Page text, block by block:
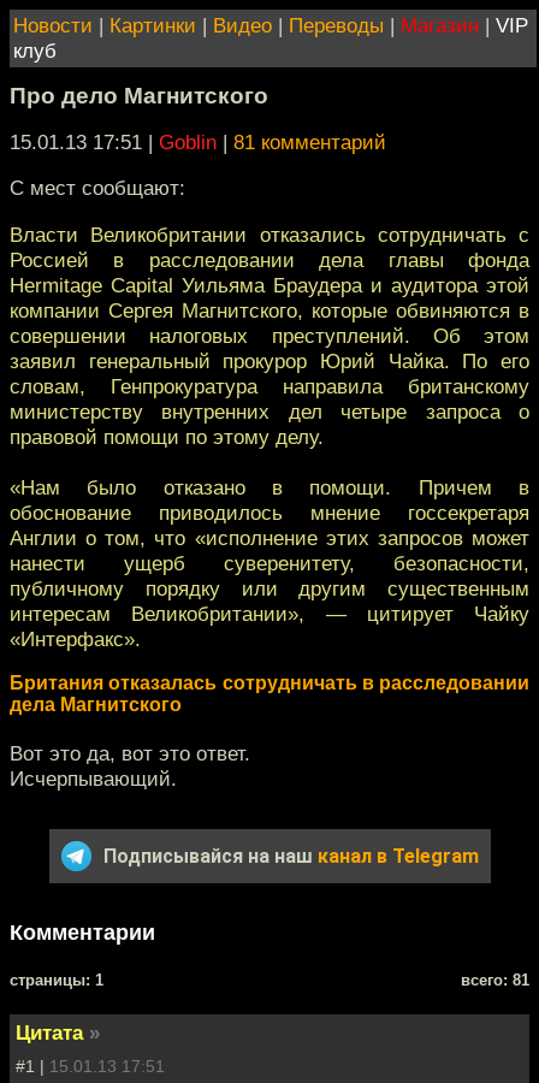
Новости | Картинки | Видео | Переводы | Магазин | VIP
клуб
Про дело Магнитского
15.01.13 17:51 | Goblin | 81 комментарий
С мест сообщают:
Власти Великобритании отказались сотрудничать с
Россией в расследовании дела главы фонда
Hermitage Capital Уильяма Браудера и аудитора этой
компании Сергея Магнитского, которые обвиняются в
совершении налоговых преступлений. Об этом
заявил генеральный прокурор Юрий Чайка. По его
словам, Генпрокуратура направила британскому
министерству внутренних дел четыре запроса о
правовой помощи по этому делу.
«Нам было отказано в помощи. Причем в
обоснование приводилось мнение госсекретаря
Англии о том, что «исполнение этих запросов может
нанести ущерб суверенитету, безопасности,
публичному порядку или другим существенным
интересам Великобритании», — цитирует Чайку
«Интерфакс».
Британия отказалась сотрудничать в расследовании
дела Магнитского
Вот это да, вот это ответ.
Исчерпывающий.
Подписывайся на наш канал в Telegram
Комментарии
cтраницы: 1 всего: 81
Цитата »
#1 | 15.01.13 17:51